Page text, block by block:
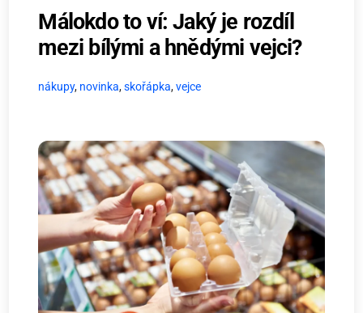
Málokdo to ví: Jaký je rozdíl
mezi bílými a hnědými vejci?
nákupy, novinka,skořápka,vejce